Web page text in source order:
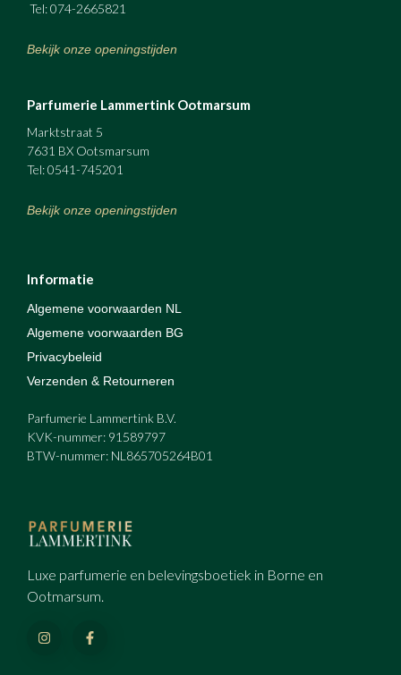
Luxe parfumerie en belevingsboetiek in Borne en
Ootmarsum.
Tel: 074-2665821
Bekijk onze openingstijden
Parfumerie Lammertink Ootmarsum
Marktstraat 5
7631 BX Ootsmarsum
Tel: 0541-745201
Bekijk onze openingstijden
Informatie
Algemene voorwaarden NL
Algemene voorwaarden BG
Privacybeleid
Verzenden & Retourneren
Parfumerie Lammertink B.V.
KVK-nummer: 91589797
BTW-nummer: NL865705264B01